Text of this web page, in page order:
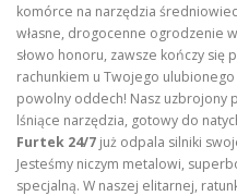
komórce na narzędzia
własne, drogocenne ogrodzenie
słowo honoru, zawsze kończy się
rachunkiem u Twojego
powolny oddech! Nasz uzbrojony
lśniące narzędzia, gotowy do
Furtek 24/7 już odpala silniki
Jesteśmy niczym metalowi,
specjalną. W naszej elitarnej,